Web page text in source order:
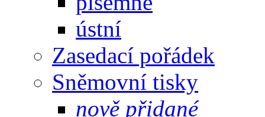
ústní
Zasedací pořádek
Sněmovní tisky
nově přidané